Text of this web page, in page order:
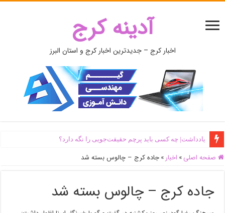
آدینه کرج
اخبار کرج – جدیدترین اخبار کرج و استان البرز
یادداشت| ‌چه کسی باید پرچم حقیقت‌جویی را نگه دارد؟
صفحه اصلی » اخبار » جاده کرج – چالوس بسته شد
جاده کرج – چالوس بسته شد